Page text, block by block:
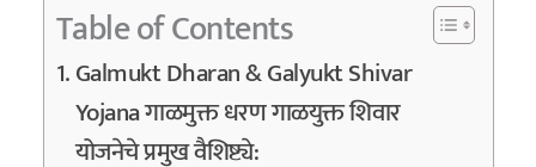
Table of Contents
Galmukt Dharan & Galyukt Shivar
Yojana गाळमुक्त धरण गाळयुक्त शिवार
योजनेचे प्रमुख वैशिष्ट्ये: